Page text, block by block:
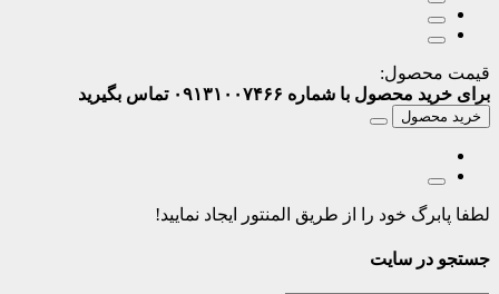
قیمت محصول:
برای خرید محصول با شماره ۰۹۱۳۱۰۰۷۴۶۶ تماس بگیرید
خرید محصول
لطفا پابرگ خود را از طریق المنتور ایجاد نمایید!
جستجو در سایت